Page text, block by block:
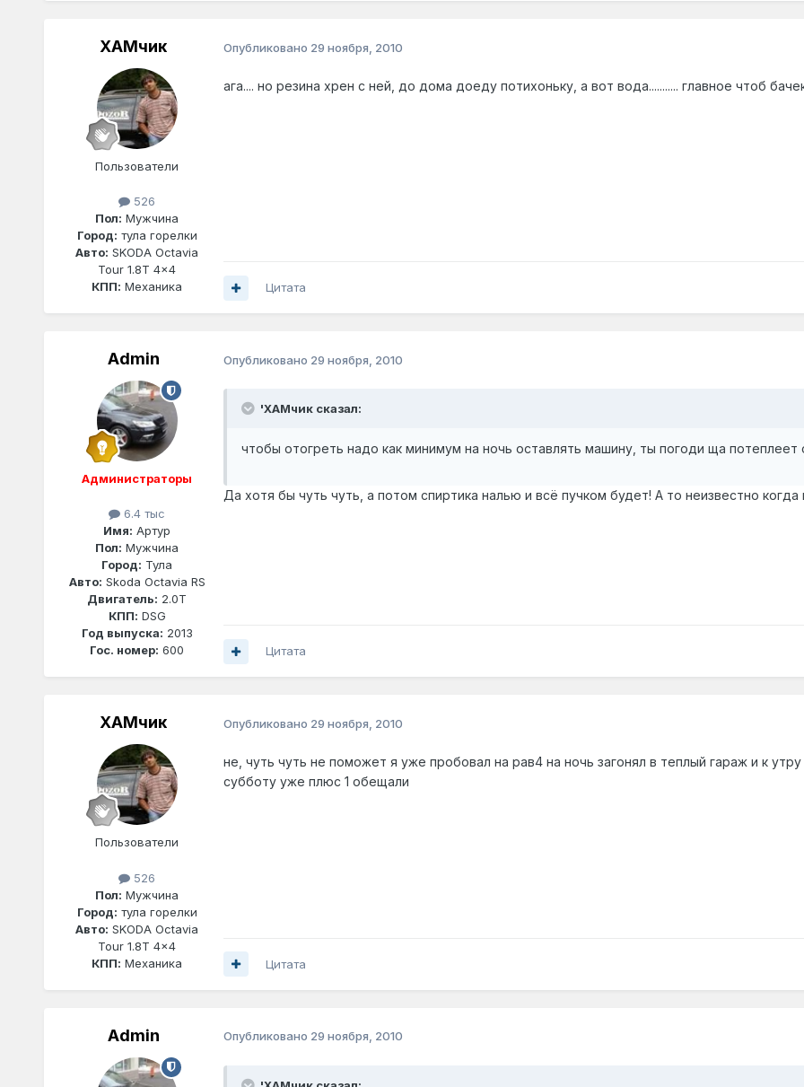
ХАМчик
Пользователи
526
Пол: Мужчина
Город: тула горелки
Авто: SKODA Octavia
Tour 1.8T 4x4
КПП: Механика
Опубликовано 29 ноября, 2010
ага.... но резина хрен с ней, до дома доеду потихоньку, а вот вода........... главное чтоб
Цитата
Admin
Администраторы
6.4 тыс
Имя: Артур
Пол: Мужчина
Город: Тула
Авто: Skoda Octavia RS
Двигатель: 2.0T
КПП: DSG
Год выпуска: 2013
Гос. номер: 600
Опубликовано 29 ноября, 2010
'ХАМчик сказал:
чтобы отогреть надо как минимум на ночь оставлять машину, ты погоди ща потеплеет
Да хотя бы чуть чуть, а потом спиртика налью и всё пучком будет! А то неизвестно
Цитата
ХАМчик
Пользователи
526
Пол: Мужчина
Город: тула горелки
Авто: SKODA Octavia
Tour 1.8T 4x4
КПП: Механика
Опубликовано 29 ноября, 2010
не, чуть чуть не поможет я уже пробовал на рав4 на ночь загонял в теплый гараж и к
субботу уже плюс 1 обещали
Цитата
Admin Опубликовано 29 ноября, 2010